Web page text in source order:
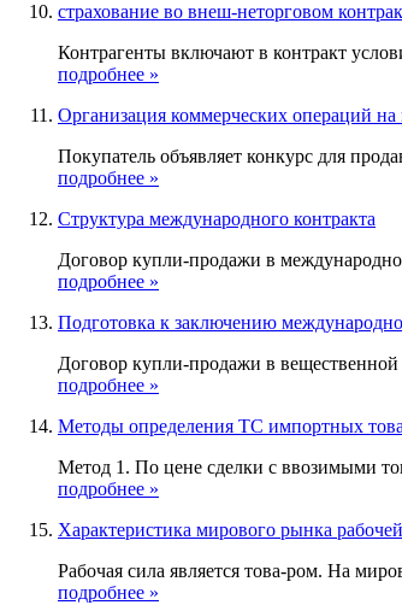
страхование во внеш-неторговом
Контрагенты включают в контракт
подробнее »
Организация коммерческих операций
Покупатель объявляет конкурс для
подробнее »
Структура международного контракта
Договор купли-продажи в
подробнее »
Подготовка к заключению
Договор купли-продажи в
подробнее »
Методы определения ТС импортных
Метод 1. По цене сделки с ввозимыми
подробнее »
Характеристика мирового рынка
Рабочая сила является това-ром. На
подробнее »